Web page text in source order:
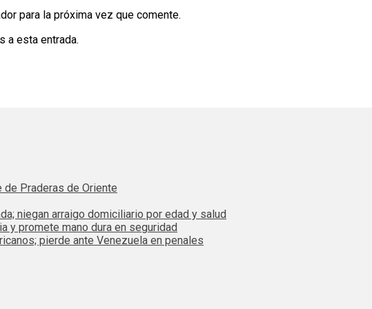
para la próxima vez que comente.
a esta entrada.
de Praderas de Oriente
niegan arraigo domiciliario por edad y salud
y promete mano dura en seguridad
pierde ante Venezuela en penales